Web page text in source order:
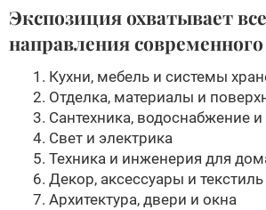
Экспозиция охватывает
направления
Кухни, мебель и системы
Отделка, материалы и
Сантехника, водоснабжение
Свет и электрика
Техника и инженерия для
Декор, аксессуары и текстиль
Архитектура, двери и окна